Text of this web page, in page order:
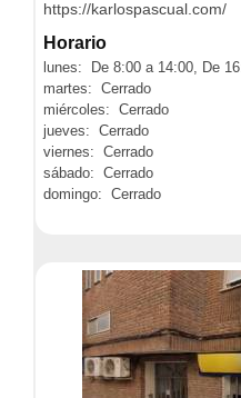
https://karlospascual.com/
Horario
lunes: De 8:00 a 14:00, De
martes: Cerrado
miércoles: Cerrado
jueves: Cerrado
viernes: Cerrado
sábado: Cerrado
domingo: Cerrado